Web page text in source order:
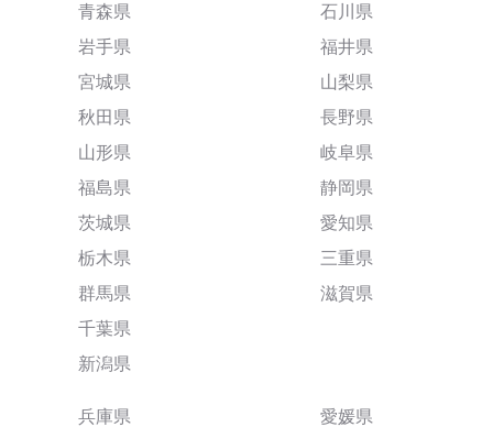
青森県
岩手県
宮城県
秋田県
山形県
福島県
茨城県
栃木県
群馬県
千葉県
新潟県
石川県
福井県
山梨県
長野県
岐阜県
静岡県
愛知県
三重県
滋賀県
兵庫県
愛媛県